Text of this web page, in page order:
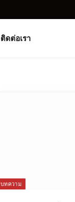
ติดต่อเรา
บทความ